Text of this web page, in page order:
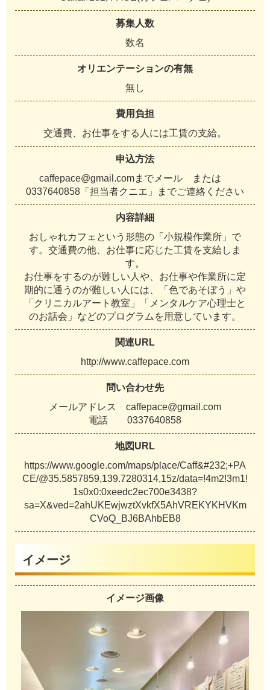
募集人数
数名
オリエンテーションの有無
無し
費用負担
交通費 お仕事をする 人 には工賃の支給。
申込方法
caffepace@gmai .comま で メ ール ま たは
0337640858 「 担当者ク ニエ 」 ま でご連絡 く ださ い
内容詳細
お し ゃれカフ ェ と い う 形態の 「 小規模作業所 」 で
す。 交通費の他 お仕事に応じた工賃を支給し ま
す。
お仕事をするのが難しい 人 や お仕事や作業所に定
期的に通 う のが難しい 人 には 「 色であそぼう 」 や
「 ク リ ニ カ ルアー ト 教室 」 「 メ ンタ ルケア心理士と
のお話会 」 などのプロ グラ ム を用意してい ま す。
関連URL
http://www.caffepace.com
問い合わせ先
メ ールア ド レ ス caffepace@gmai .com
電話 0337640858
地図URL
https://www.goog e.com/maps/p ace/Caff&#232;+PA
CE/@35.5857859,139.7280314,15z/data=!4m2!3m1!
1s0x0:0xeedc2ec700e3438?
sa=X&ved=2ahUKEwjwztXvkfX5AhVREKYKHVKm
CVoQ_ BJ6BAhbEB8
イメージ
イメージ画像